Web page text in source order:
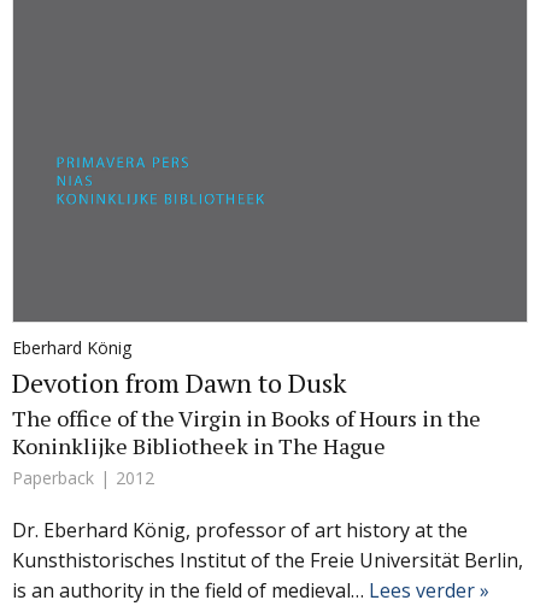
Eberhard König
Devotion from Dawn to Dusk
The office of the Virgin in Books of Hours in the
Koninklijke Bibliotheek in The Hague
Paperback 2012
Dr. Eberhard König, professor of art history at the
Kunsthistorisches Institut of the Freie Universität Berlin,
is an authority in the field of medieval… Lees verder »